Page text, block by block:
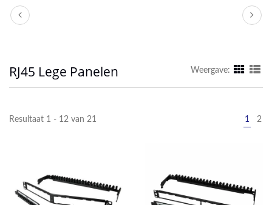
RJ45 Lege Panelen Weergave:
Resultaat 1 - 12 van 21 1 2